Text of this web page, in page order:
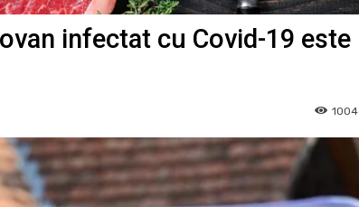
infectat cu Covid-19 este
1004